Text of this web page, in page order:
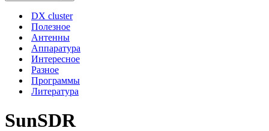
DX cluster
Полезное
Антенны
Аппаратура
Интересное
Разное
Программы
Литература
SunSDR